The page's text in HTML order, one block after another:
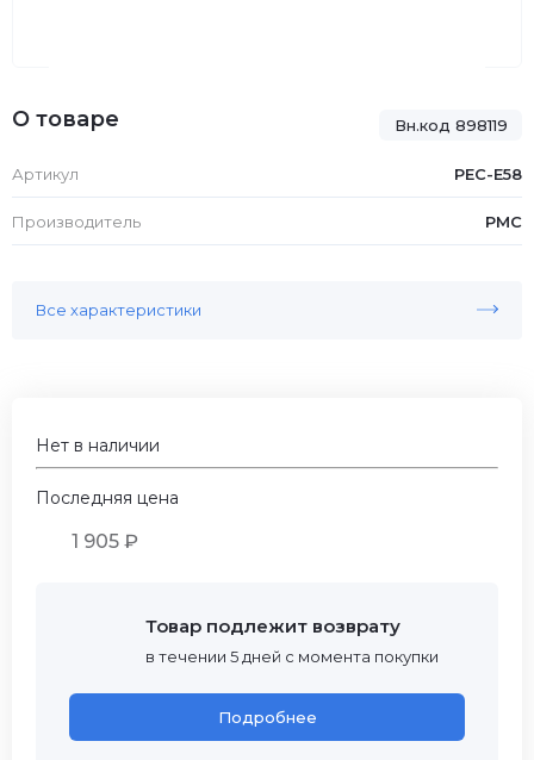
Вн.код 898119
О товаре
Артикул PEC-E58
Производитель PMC
Все характеристики
Нет в наличии
Последняя цена
1 905 ₽
Товар подлежит возврату
в течении 5 дней с момента покупки
Подробнее